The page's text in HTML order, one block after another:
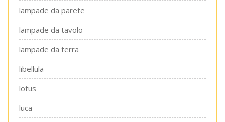
lampade da parete
lampade da tavolo
lampade da terra
libellula
lotus
luca